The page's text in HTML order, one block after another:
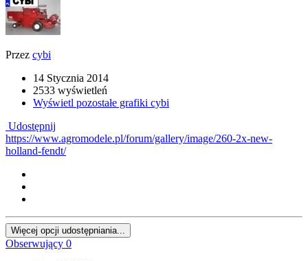
Przez cybi
14 Stycznia 2014
2533 wyświetleń
Wyświetl pozostałe grafiki cybi
Udostępnij
https://www.agromodele.pl/forum/gallery/image/260-2x-new-
holland-fendt/
Więcej opcji udostępniania...
Obserwujący 0